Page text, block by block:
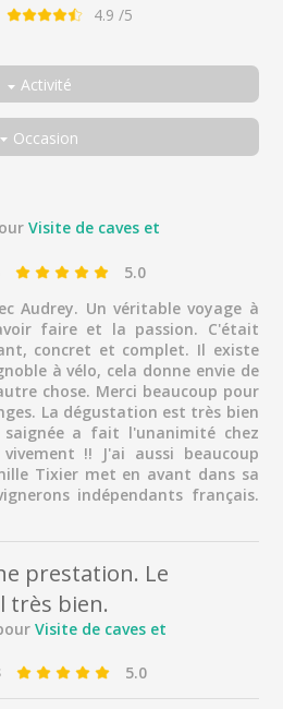
4.9 /5
Activité
Toutes
et dégustation
Occasion
Entre amis
En famille
Seul
d'affaires
Visite de caves et
5.0
Audrey. Un véritable voyage à
faire et la passion. C'était
concret et complet. Il existe
à vélo, cela donne envie de
chose. Merci beaucoup pour
La dégustation est très bien
a fait l'unanimité chez
!! J'ai aussi beaucoup
Tixier met en avant dans sa
indépendants français.
prestation. Le
très bien.
Visite de caves et
5.0